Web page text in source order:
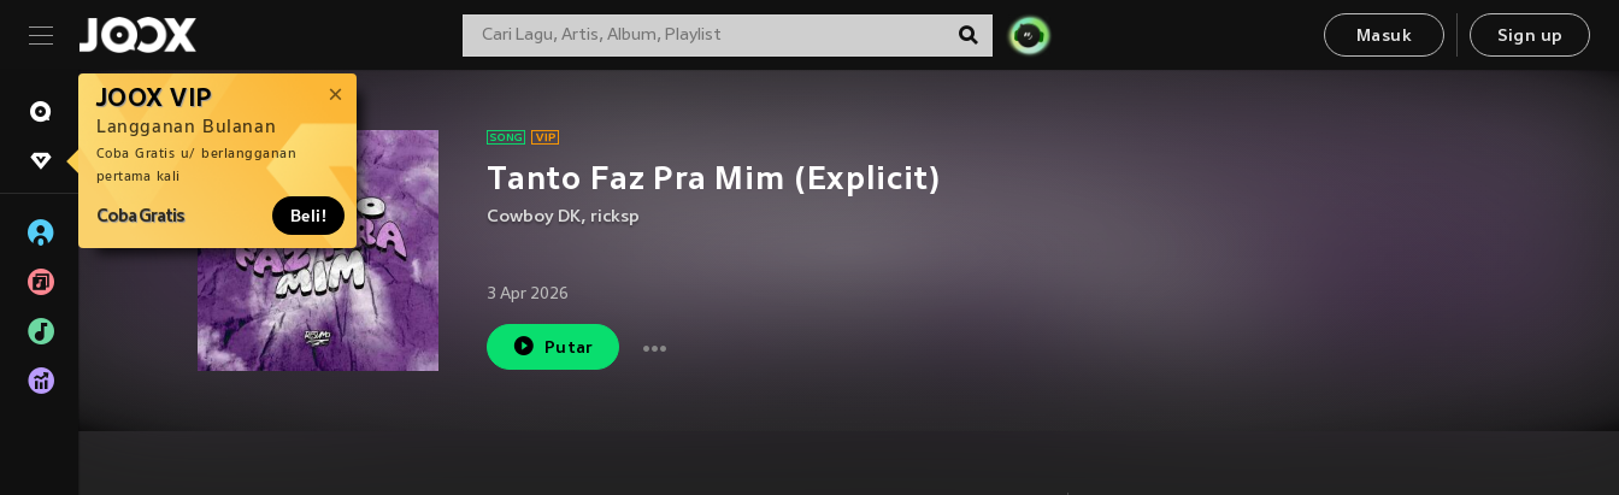
Masuk Sign up
JOOX VIP
Langganan Bulanan
Coba Gratis u/ berlangganan
pertama kali
Coba Gratis Beli!
Tanto Faz Pra Mim (Explicit)
Cowboy DK, ricksp
3 Apr 2026
Putar